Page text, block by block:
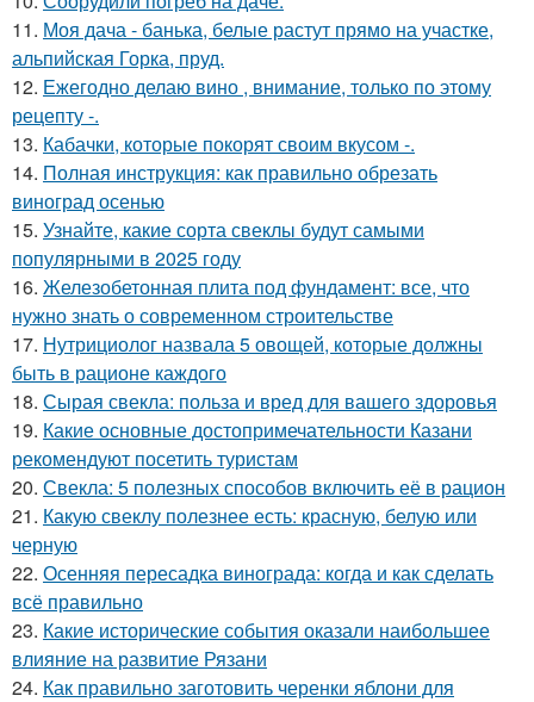
11. Моя дача - банька, белые растут прямо на участке,
альпийская Горка, пруд.
12. Ежегодно делаю вино , внимание, только по этому
рецепту -.
13. Кабачки, которые покорят своим вкусом -.
14. Полная инструкция: как правильно обрезать
виноград осенью
15. Узнайте, какие сорта свеклы будут самыми
популярными в 2025 году
16. Железобетонная плита под фундамент: все, что
нужно знать о современном строительстве
17. Нутрициолог назвала 5 овощей, которые должны
быть в рационе каждого
18. Сырая свекла: польза и вред для вашего здоровья
19. Какие основные достопримечательности Казани
рекомендуют посетить туристам
20. Свекла: 5 полезных способов включить её в рацион
21. Какую свеклу полезнее есть: красную, белую или
черную
22. Осенняя пересадка винограда: когда и как сделать
всё правильно
23. Какие исторические события оказали наибольшее
влияние на развитие Рязани
24. Как правильно заготовить черенки яблони для